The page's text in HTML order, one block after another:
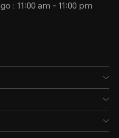
: 11:00 am - 11:00 pm